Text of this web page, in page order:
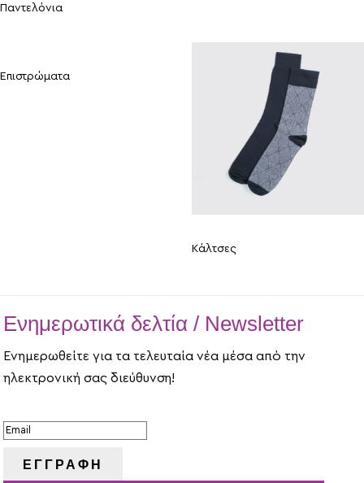
Παντελόνια
Επιστρώματα
Κάλτσες
Ενημερωτικά δελτία / Newsletter
Ενημερωθείτε για τα τελευταία νέα μέσα από την
ηλεκτρονική σας διεύθυνση!
ΕΓΓΡΑΦΗ